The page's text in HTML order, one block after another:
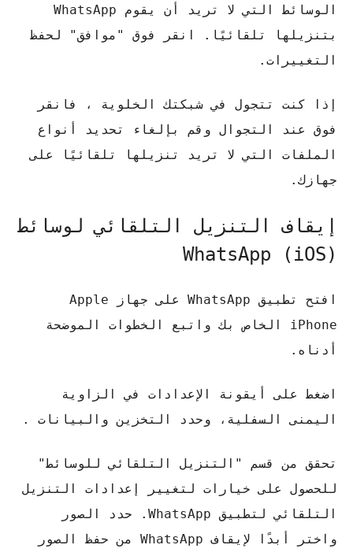
الوسائط التي لا تريد أن يقوم WhatsApp
بتنزيلها تلقائيًا. انقر فوق "موافق" لحفظ
التغييرات.
إذا كنت تتجول في شبكتك الخلوية ، فانقر
فوق عند التجوال وقم بإلغاء تحديد أنواع
الملفات التي لا تريد تنزيلها تلقائيًا على
جهازك.
إيقاف التنزيل التلقائي لوسائط
WhatsApp (iOS)
افتح تطبيق WhatsApp على جهاز Apple
iPhone الخاص بك واتبع الخطوات الموضحة
أدناه.
اضغط على أيقونة الإعدادات في الزاوية
اليمنى السفلية، وحدد التخزين والبيانات .
تحقق من قسم "التنزيل التلقائي للوسائط"
للحصول على خيارات لتغيير إعدادات التنزيل
التلقائي لتطبيق WhatsApp. حدد الصور
واختر أبدًا لإيقاف WhatsApp من حفظ الصور